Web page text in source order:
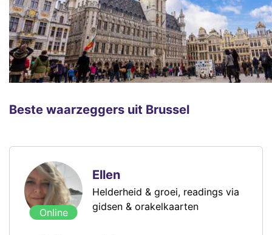
Beste waarzeggers uit Brussel
Online
Ellen
Helderheid & groei, readings via
gidsen & orakelkaarten